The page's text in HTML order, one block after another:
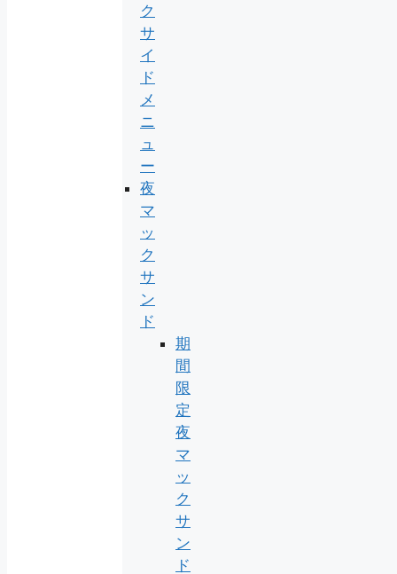
ク
サ
イ
ド
メ
ニ
ュ
ー
夜
マ
ッ
ク
サ
ン
ド
期
間
限
定
夜
マ
ッ
ク
サ
ン
ド